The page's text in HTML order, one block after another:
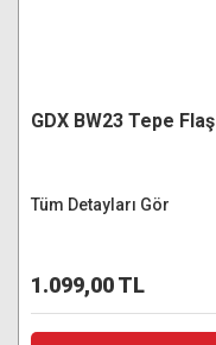
GDX BW23 Tepe
Tüm Detayları Gör
1.099,00 TL